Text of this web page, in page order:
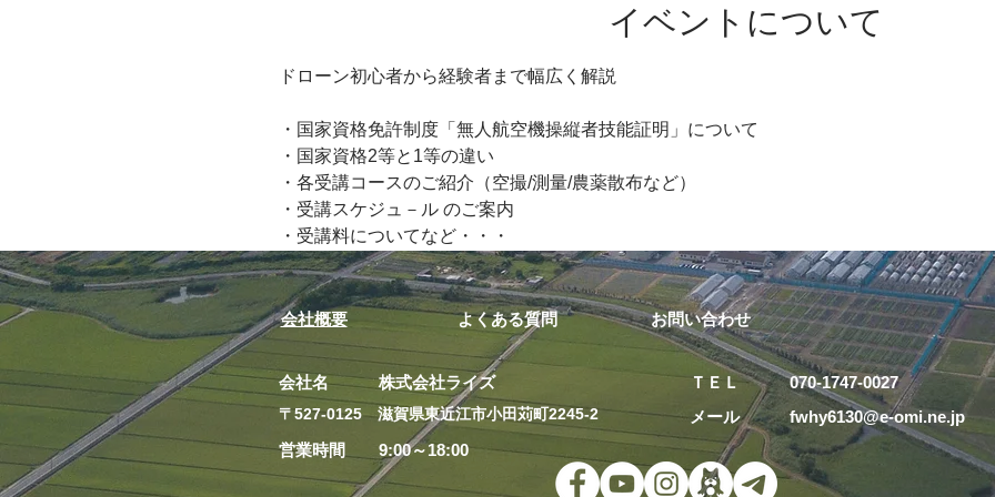
イベントについて
ドローン初心者から経験者まで幅広く解説
・国家資格免許制度「無人航空機操縦者技能証明」について
・国家資格2等と1等の違い
・各受講コースのご紹介（空撮/測量/農薬散布など）
・受講スケジュ－ル のご案内
・受講料についてなど・・・
会社概要 よくある質問 お問い合わせ
会社名 株式会社ライズ ＴＥＬ 070-1747-0027
​〒527-0125 滋賀県東近江市小田苅町2245-2
メール fwhy6130@e-
営業時間 9:00～18:00